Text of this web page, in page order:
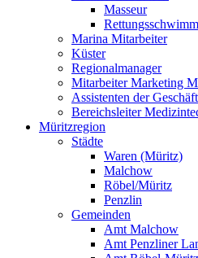
Masseur
Marina Mitarbeiter
Küster
Regionalmanager
Mitarbeiter Marketing
Assistenten der
Bereichsleiter
Müritzregion
Städte
Waren (Müritz)
Malchow
Röbel/Müritz
Penzlin
Gemeinden
Amt Malchow
Amt Penzliner